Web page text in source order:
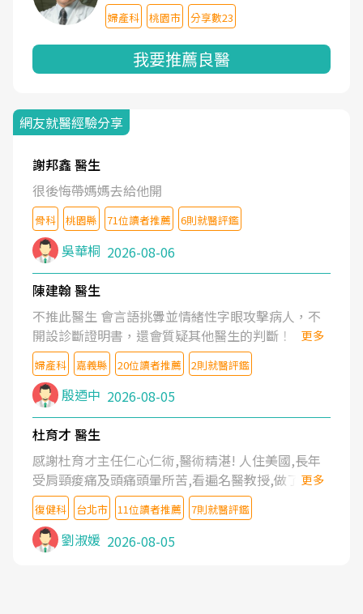
婦產科 桃園市 分享數23
我要推薦良醫
網友就醫經驗分享
謝邦鑫 醫生
很後悔帶媽媽去給他開
骨科 桃園縣 71位讀者推薦 6則就醫評鑑
吳華桐 2026-08-06
陳建翰 醫生
不推此醫生 會言語挑釁並情緒性字眼攻擊病人，不
開設診斷證明書，還會質疑其他醫生的判斷！
更多
婦產科 嘉義縣 20位讀者推薦 2則就醫評鑑
殷迺中 2026-08-05
杜育才 醫生
感謝杜育才主任仁心仁術,醫術精湛! 人住美國,長年
受肩頸痠痛及頭痛頭暈所苦,看遍名醫教授,做了各種
檢查,也嘗試過西醫打針,中醫針灸及物理徒手治療都
沒有用,後來連吃到嗎啡類止痛藥都效果有限,只是壓
症狀,沒多久就痛起來,多年失眠嚴重影響生活品質.
台灣親友介紹忠孝醫院杜育才主任是頸頭症候群專
更多
復健科 台北市 11位讀者推薦 7則就醫評鑑
劉淑媛 2026-08-05